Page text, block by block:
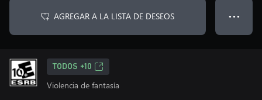
AGREGAR A LA LISTA DE DESEOS ● ● ●
TODOS +10
Violencia de fantasía